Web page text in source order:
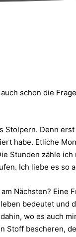
schon die
Stolpern. Denn
habe. Etliche
Stunden zähle
Ich liebe es so
Nächsten? Eine
bedeutet und
wo es auch
Stoff bescheren,